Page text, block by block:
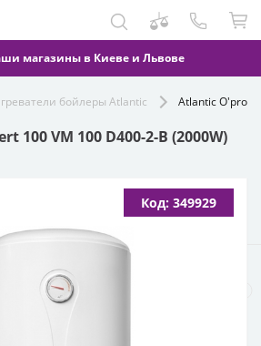
магазины в Киеве и Львове
бойлеры Atlantic Atlantic O'pro
100 VM 100 D400-2-B (2000W)
Код: 349929